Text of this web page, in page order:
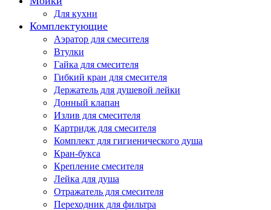
Для кухни
Комплектующие
Аэратор для смесителя
Втулки
Гайка для смесителя
Гибкий кран для смесителя
Держатель для душевой лейки
Донный клапан
Излив для смесителя
Картридж для смесителя
Комплект для гигиенического душа
Кран-букса
Крепление смесителя
Лейка для душа
Отражатель для смесителя
Переходник для фильтра